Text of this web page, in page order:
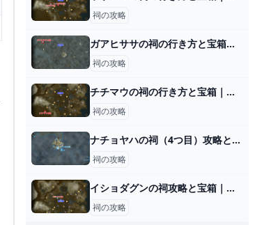
祠の攻略
ガアヒササの祠の行き方と宝箱｜ラウルの祝福
祠の攻略
チチマウの祠の行き方と宝箱｜ラウルの祝福
祠の攻略
ナチョヤハの祠（4つ目）攻略と行き方｜戻る力
祠の攻略
イショダグンの祠攻略と宝箱｜風を生み出すもの
祠の攻略